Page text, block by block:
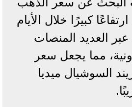
مصر 2022، ارتفاعًا كبيرًا خلال الأيام
عبر العديد المنصات
مما يجعل سعر
السوشيال ميديا